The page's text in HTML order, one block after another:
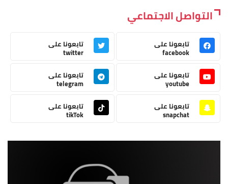
التواصل الاجتماعي
تابعونا على
facebook
تابعونا على
twitter
تابعونا على
youtube
تابعونا على
telegram
تابعونا على
snapchat
تابعونا على
tikTok